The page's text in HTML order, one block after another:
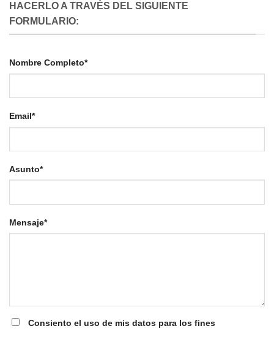
HACERLO A TRAVÉS DEL SIGUIENTE
FORMULARIO:
Nombre Completo*
Email*
Asunto*
Mensaje*
Consiento el uso de mis datos para los fines